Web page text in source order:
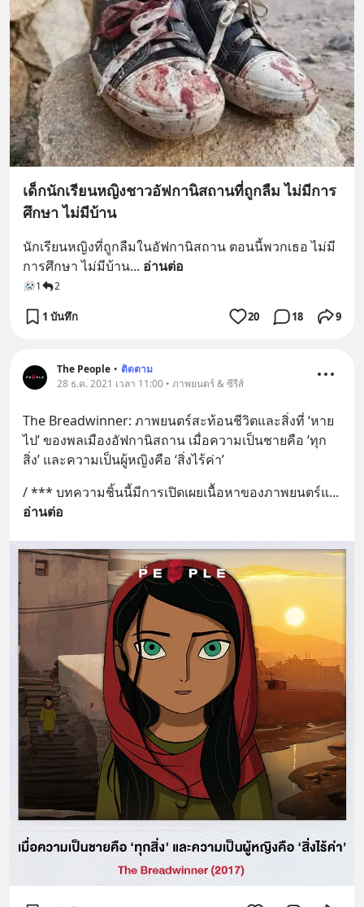
เด็กนักเรียนหญิงชาวอัฟกานิสถานที่ถูกลืม ไม่มีการ
ศึกษา ไม่มีบ้าน
นักเรียนหญิงที่ถูกลืมในอัฟกานิสถาน ตอนนี้พวกเธอ ไม่มี
การศึกษา ไม่มีบ้าน... อ่านต่อ
1 2
1 บันทึก 20 18 9
The People • ติดตาม
28 ธ.ค. 2021 เวลา 11:00 • ภาพยนตร์ & ซีรีส์
The Breadwinner: ภาพยนตร์สะท้อนชีวิตและสิ่งที่ ‘หาย
ไป’ ของพลเมืองอัฟกานิสถาน เมื่อความเป็นชายคือ ‘ทุก
สิ่ง’ และความเป็นผู้หญิงคือ ‘สิ่งไร้ค่า’
/ *** บทความชิ้นนี้มีการเปิดเผยเนื้อหาของภาพยนตร์แ
อ่านต่อ